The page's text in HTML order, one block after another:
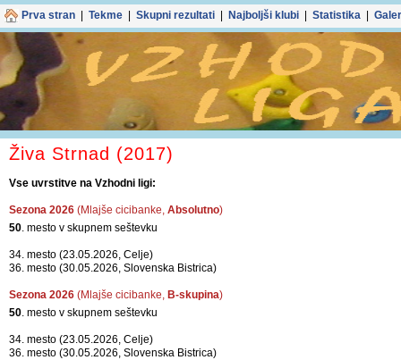
Prva stran Tekme Skupni rezultati Najboljši klubi Statistika
Živa Strnad (2017)
Vse uvrstitve na Vzhodni ligi:
Sezona 2026 (Mlajše cicibanke, Absolutno)
50. mesto v skupnem seštevku
34. mesto (23.05.2026, Celje)
36. mesto (30.05.2026, Slovenska Bistrica)
Sezona 2026 (Mlajše cicibanke, B-skupina)
50. mesto v skupnem seštevku
34. mesto (23.05.2026, Celje)
36. mesto (30.05.2026, Slovenska Bistrica)